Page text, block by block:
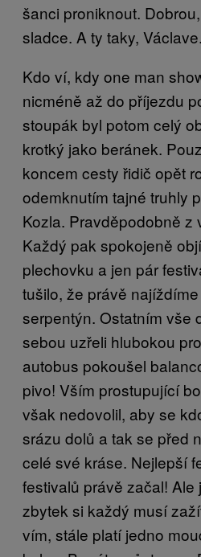
šanci proniknout.
sladce. A ty taky, Václave.
Kdo ví, kdy one man
nicméně až do příjezdu
stoupák byl potom celý
krotký jako beránek.
koncem cesty řidič opět
odemknutím tajné truhly
Kozla. Pravděpodobně z
Každý pak spokojeně
plechovku a jen pár
tušilo, že právě
serpentýn. Ostatním vše
sebou uzřeli hlubokou
autobus pokoušel
pivo! Vším prostupující
však nedovolil, aby se
srázu dolů a tak se před
celé své kráse. Nejlepší
festivalů právě začal!
zbytek si každý musí
vím, stále platí jedno